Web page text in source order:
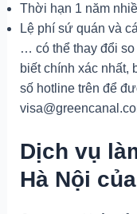
Thời hạn 1 năm
Lệ phí sứ quán và
… có thể thay đổi
biết chính xác nhất,
số hotline trên để
Dịch vụ
Hà Nội